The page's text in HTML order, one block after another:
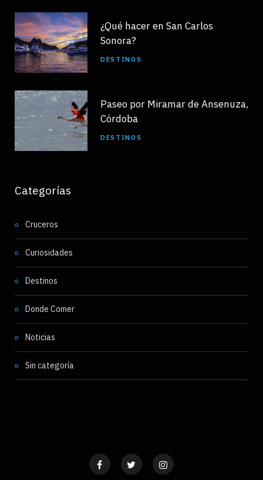
¿Qué hacer en San Carlos
Sonora?
DESTINOS
Paseo por Miramar de Ansenuza,
Córdoba
DESTINOS
Categorías
Cruceros
Curiosidades
Destinos
Donde Comer
Noticias
Sin categoría